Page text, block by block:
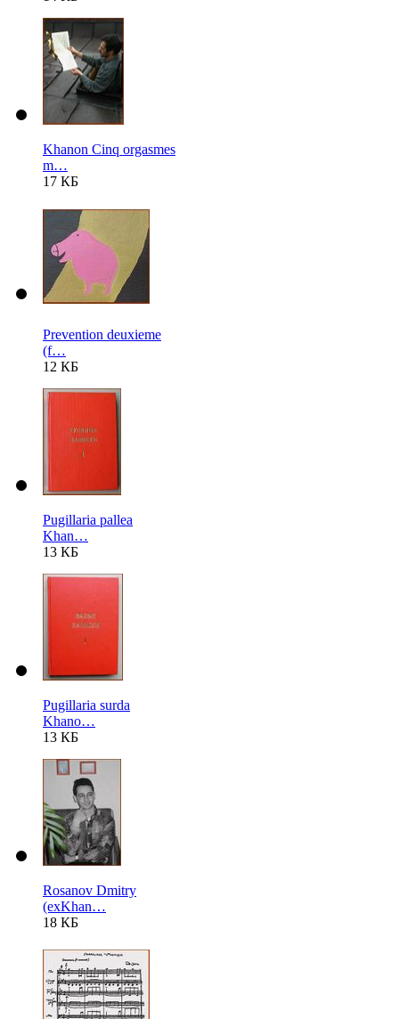
Khanon Cinq orgasmes
m…
17 КБ
Prevention deuxieme
(f…
12 КБ
Pugillaria pallea
Khan…
13 КБ
Pugillaria surda
Khano…
13 КБ
Rosanov Dmitry
(exKhan…
18 КБ